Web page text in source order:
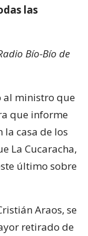
las
Bío-Bío de
al ministro que
que informe
la casa de los
La Cucaracha,
último sobre
Araos, se
retirado de